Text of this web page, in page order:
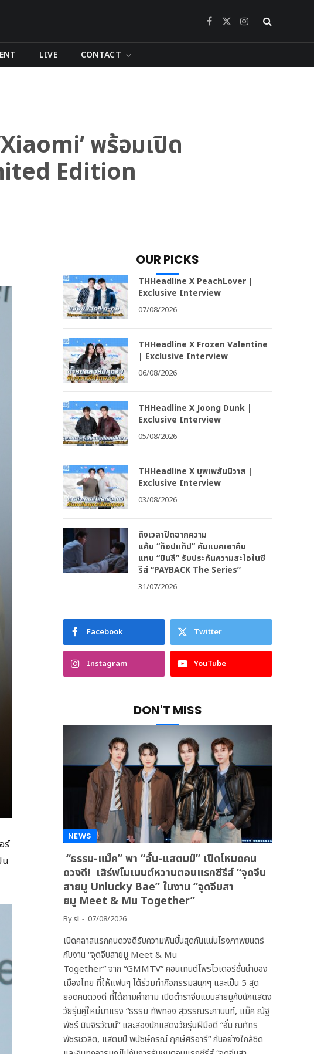
Facebook
X
Instagram
LIVE CONTACT
พร้อมเปิด
Edition
ร์
น
OUR PICKS
THHeadline X PeachLover |
Exclusive Interview
07/08/2026
THHeadline X Frozen Valentine
| Exclusive Interview
06/08/2026
THHeadline X Joong Dunk |
Exclusive Interview
05/08/2026
THHeadline X บุพเพสันนิวาส |
Exclusive Interview
03/08/2026
ถึงเวลาปิดฉากความ
แค้น “ท็อปแท็ป” คัมแบคเอาคืน
แทน “มินลี” รับประกันความสะใจในซี
รีส์ “PAYBACK The Series”
31/07/2026
Facebook Twitter
Instagram YouTube
DON'T MISS
NEWS
“ธรรม-แม็ค” พา “อั๋น-แสตมป์” เปิดโหมดคน
ดวงดี! เสิร์ฟโมเมนต์หวานตอนแรกซีรีส์ “จุดจีบ
สายมู Unlucky Bae” ในงาน “จุดจีบสา
ยมู Meet & Mu Together”
Bysl 07/08/2026
เปิดคลาสแรกคนดวงดีรับความฟินขั้นสุดกันแน่นโรงภาพยนตร์
กับงาน “จุดจีบสายมู Meet & Mu
Together” จาก “GMMTV” คอนเทนต์โพรไวเดอร์ชั้นนำของ
เมืองไทย ที่ให้แฟนๆ ได้ร่วมทำกิจกรรมสนุกๆ และเป็น 5 สุด
ยอดคนดวงดี ที่ได้ถามคำถาม เปิดตำราจีบแบบสายมูกับนักแสดง
วัยรุ่นคู่ใหม่มาแรง “ธรรม ทัพทอง สุวรรณระกานนท์, แม็ค ณัฐ
พัชร์ นิมจิรวัฒน์” และสองนักแสดงวัยรุ่นฝีมือดี “อั๋น ณภัทร
พัชรชวลิต, แสตมป์ พนัชษ์กรณ์ ฤกษ์ศิริอารี” กันอย่างใกล้ชิด